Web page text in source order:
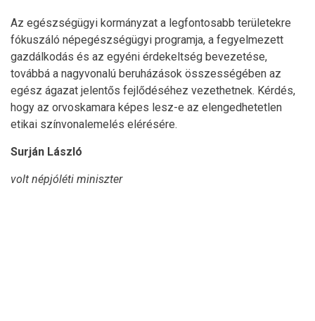
Az egészségügyi kormányzat a legfontosabb területekre
fókuszáló népegészségügyi programja, a fegyelmezett
gazdálkodás és az egyéni érdekeltség bevezetése,
továbbá a nagyvonalú beruházások összességében az
egész ágazat jelentős fejlődéséhez vezethetnek. Kérdés,
hogy az orvoskamara képes lesz-e az elengedhetetlen
etikai színvonalemelés elérésére.
Surján László
volt népjóléti miniszter